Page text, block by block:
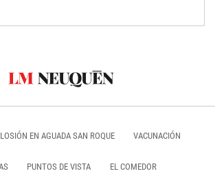
EN AGUADA SAN ROQUE VACUNACIÓN
PUNTOS DE VISTA EL COMEDOR